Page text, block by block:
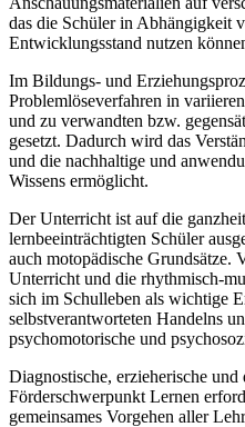
das die Schüler in Abhängigkeit
Entwicklungsstand nutzen
Im Bildungs- und
Problemlöseverfahren in
und zu verwandten bzw.
gesetzt. Dadurch wird das
und die nachhaltige und
Wissens ermöglicht.
Der Unterricht ist auf die
lernbeeinträchtigten Schüler
auch motopädische Grundsätze.
Unterricht und die rhythmisch-
sich im Schulleben als wichtige
selbstverantworteten Handelns
psychomotorische und
Diagnostische, erzieherische
Förderschwerpunkt Lernen
gemeinsames Vorgehen aller